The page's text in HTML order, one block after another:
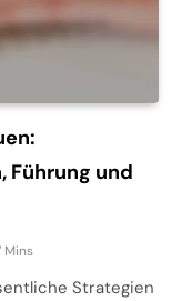
Führung und
Mins
Strategien